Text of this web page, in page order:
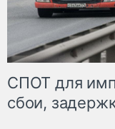
СПОТ для
сбои,